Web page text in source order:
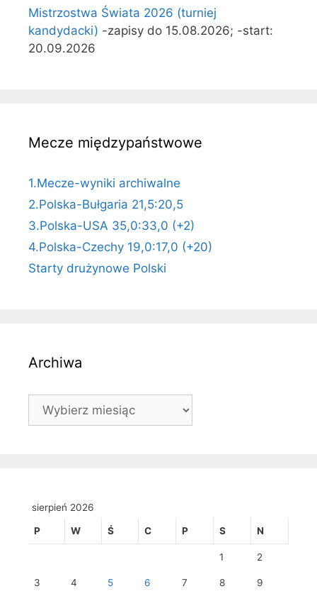
Mistrzostwa Świata 2026 (turniej
kandydacki) -zapisy do 15.08.2026; -start:
20.09.2026
Mecze międzypaństwowe
1.Mecze-wyniki archiwalne
2.Polska-Bułgaria 21,5:20,5
3.Polska-USA 35,0:33,0 (+2)
4.Polska-Czechy 19,0:17,0 (+20)
Starty drużynowe Polski
Archiwa
Archiwa
sierpień 2026
P W Ś C P S N
1 2
3 4 5 6 7 8 9